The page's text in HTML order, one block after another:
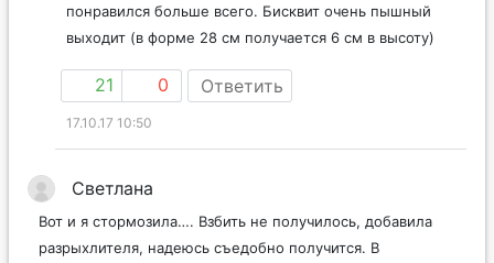
понравился больше всего. Бисквит очень пышный
выходит (в форме 28 см получается 6 см в высоту)
21 0 Ответить
17.10.17 10:50
Светлана
Вот и я стормозила…. Взбить не получилось, добавила
разрыхлителя, надеюсь съедобно получится. В